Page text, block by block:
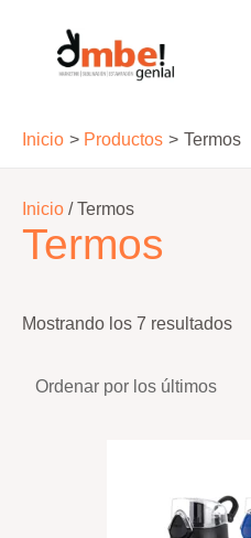
contenido
Inicio Productos Termos
Inicio / Termos
Termos
Mostrando los 7 resultados